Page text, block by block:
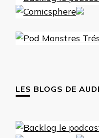
LES BLOGS DE